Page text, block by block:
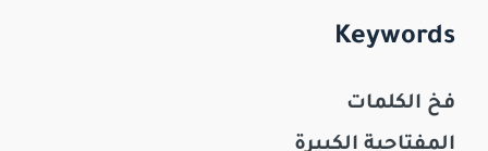
Keywords
فخ الكلمات
المفتاحية الكبيرة